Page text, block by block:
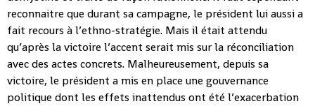
reconnaitre que durant sa campagne, le président lui aussi a
fait recours à l’ethno-stratégie. Mais il était attendu
qu’après la victoire l’accent serait mis sur la réconciliation
avec des actes concrets. Malheureusement, depuis sa
victoire, le président a mis en place une gouvernance
politique dont les effets inattendus ont été l’exacerbation